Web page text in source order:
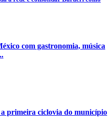
com gastronomia, música
primeira ciclovia do município